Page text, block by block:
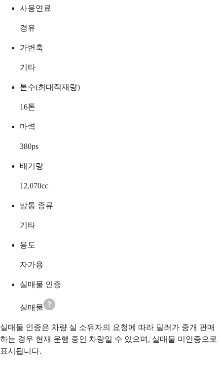
사용연료
경유
가변축
기타
톤수(최대적재량)
16톤
마력
380ps
배기량
12,070cc
방통 종류
기타
용도
자가용
실매물 인증
실매물
실매물 인증은 차량 실 소유자의 요청에 따라 딜러가 중개 판매
하는 경우 현재 운행 중인 차량일 수 있으며, 실매물 미인증으로
표시됩니다.